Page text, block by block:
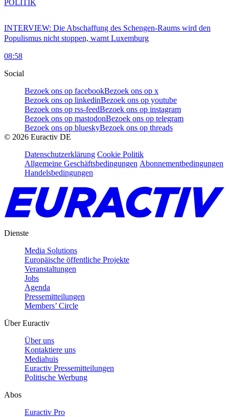
INTERVIEW: Die Abschaffung des Schengen-Raums wird den
Populismus nicht stoppen, warnt Luxemburg
08:58
POLITIK
Social
Bezoek ons op facebookBezoek ons op x
Bezoek ons op linkedinBezoek ons op youtube
Bezoek ons op rss-feedBezoek ons op instagram
Bezoek ons op mastodonBezoek ons op telegram
Bezoek ons op blueskyBezoek ons op threads
© 2026 Euractiv DE
Datenschutzerklärung Cookie Politik
Allgemeine Geschäftsbedingungen Abonnementbedingungen
Handelsbedingungen
Dienste
Media Solutions
Europäische öffentliche Projekte
Veranstaltungen
Jobs
Agenda
Pressemitteilungen
Members’ Circle
Über Euractiv
Über uns
Kontaktiere uns
Mediahuis
Euractiv Pressemitteilungen
Politische Werbung
Abos
Euractiv Pro